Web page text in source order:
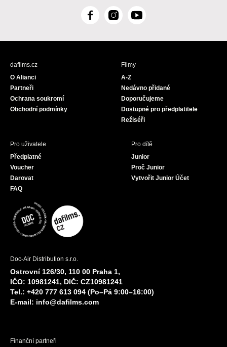
F
c
I
s
Y
u
dafilms.cz
O Alianci
Partneři
Ochrana soukromí
Obchodní podmínky
Filmy
A-Z
Nedávno přidané
Doporučujeme
Dostupné pro předplatitele
Režiséři
Pro uživatele
Předplatné
Voucher
Darovat
FAQ
Pro dítě
Junior
Proč Junior
Vytvořit Junior Účet
Doc-Air Distribution s.r.o.
Ostrovní 126/30, 110 00 Praha 1,
IČO: 10981241, DIČ: CZ10981241
Tel.: +420 777 613 094 (Po–Pá 9:00–16:00)
E-mail: info@dafilms.com
Finanční partneři